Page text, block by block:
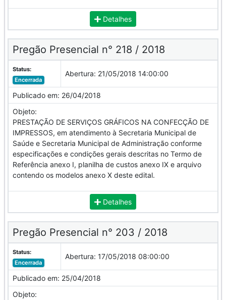
Detalhes
Pregão Presencial n° 218 / 2018
Status:
Encerrada
Abertura: 21/05/2018 14:00:00
Publicado em: 26/04/2018
Objeto:
PRESTAÇÃO DE SERVIÇOS GRÁFICOS NA CONFECÇÃO DE
IMPRESSOS, em atendimento à Secretaria Municipal de
Saúde e Secretaria Municipal de Administração conforme
especificações e condições gerais descritas no Termo de
Referência anexo I, planilha de custos anexo IX e arquivo
contendo os modelos anexo X deste edital.
Detalhes
Pregão Presencial n° 203 / 2018
Status:
Encerrada
Abertura: 17/05/2018 08:00:00
Publicado em: 25/04/2018
Objeto: